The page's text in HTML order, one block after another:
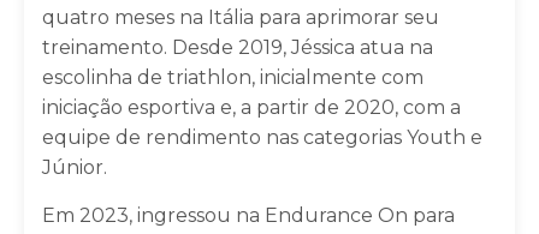
quatro meses na Itália para aprimorar seu
treinamento. Desde 2019, Jéssica atua na
escolinha de triathlon, inicialmente com
iniciação esportiva e, a partir de 2020, com a
equipe de rendimento nas categorias Youth e
Júnior.
Em 2023, ingressou na Endurance On para